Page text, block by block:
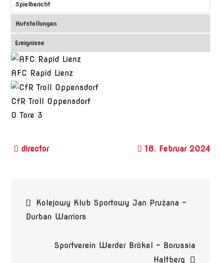
Spielbericht
Aufstellungen
Ereignisse
AFC Rapid Lienz
CfR Troll Oppensdorf
0 Tore 3
16. Februar 2024
Kolejowy Klub Sportowy Jan Prużana –
Durban Warriors
Sportverein Werder Brökel – Borussia
Haltberg